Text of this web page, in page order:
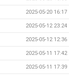
2025-05-20 16:17
2025-05-12 23:24
2025-05-12 12:36
2025-05-11 17:42
2025-05-11 17:39